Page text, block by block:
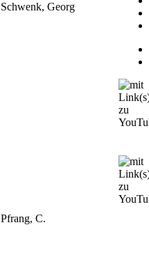
Schwenk, Georg
Pfrang, C.